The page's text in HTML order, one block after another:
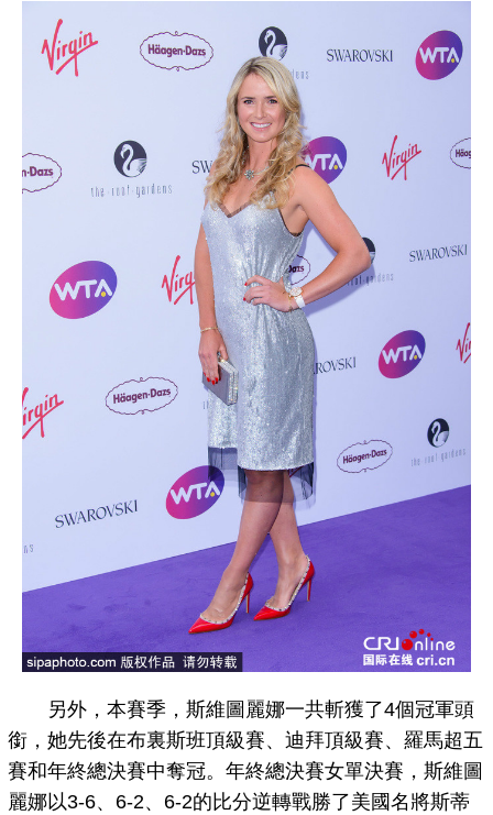
另外，本賽季，斯維圖麗娜一共斬獲了4個冠軍頭
銜，她先後在布裏斯班頂級賽、迪拜頂級賽、羅馬超五
賽和年終總決賽中奪冠。年終總決賽女單決賽，斯維圖
麗娜以3-6、6-2、6-2的比分逆轉戰勝了美國名將斯蒂